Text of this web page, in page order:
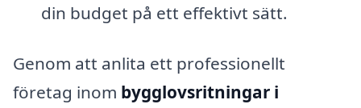
din budget på ett effektivt sätt.
Genom att anlita ett professionellt
företag inom bygglovsritningar i